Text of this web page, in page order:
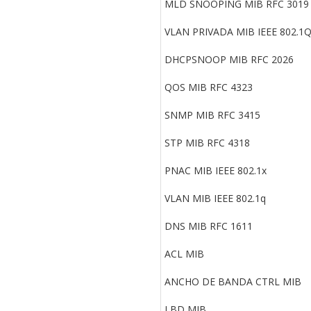
MLD SNOOPING MIB RFC 3019
VLAN PRIVADA MIB IEEE 802.1Q
DHCPSNOOP MIB RFC 2026
QOS MIB RFC 4323
SNMP MIB RFC 3415
STP MIB RFC 4318
PNAC MIB IEEE 802.1x
VLAN MIB IEEE 802.1q
DNS MIB RFC 1611
ACL MIB
ANCHO DE BANDA CTRL MIB